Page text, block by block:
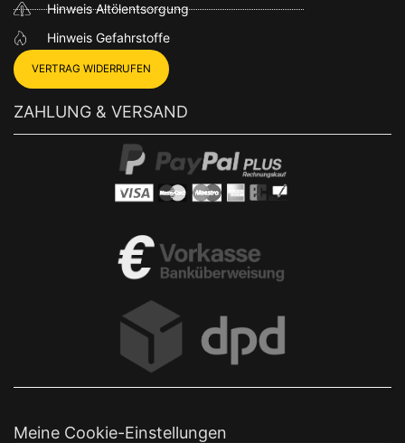
Hinweis Altölentsorgung
Hinweis Gefahrstoffe
VERTRAG WIDERRUFEN
ZAHLUNG & VERSAND
Meine Cookie-Einstellungen